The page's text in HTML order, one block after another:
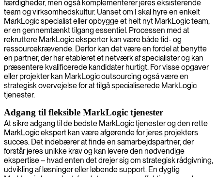
færdigheder, men også komplementerer jeres eksisterende
team og virksomhedskultur. Uanset om I skal hyre en enkelt
MarkLogic specialist eller opbygge et helt nyt MarkLogic team,
er en gennemtænkt tilgang essentiel. Processen med at
rekruttere MarkLogic eksperter kan være både tid- og
ressourcekrævende. Derfor kan det være en fordel at benytte
en partner, der har etableret et netværk af specialister og kan
præsentere kvalificerede kandidater hurtigt. For visse opgaver
eller projekter kan MarkLogic outsourcing også være en
strategisk overvejelse for at tilgå specialiserede MarkLogic
tjenester.
Adgang til fleksible MarkLogic tjenester
At sikre adgang til de bedste MarkLogic tjenester og den rette
MarkLogic ekspert kan være afgørende for jeres projekters
succes. Det indebærer at finde en samarbejdspartner, der
forstår jeres unikke krav og kan levere den nødvendige
ekspertise – hvad enten det drejer sig om strategisk rådgivning,
udvikling af løsninger eller løbende support. En dygtig